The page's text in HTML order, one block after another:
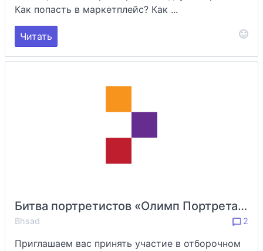
Как попасть в маркетплейс? Как ...
Читать
Битва портретистов «Олимп Портрета» в Британке
Bhsad 2
Приглашаем вас принять участие в отборочном